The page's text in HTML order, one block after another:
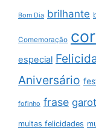
Bom Dia brilhante
Comemoração
especial
Aniversário
fofinho frase
muitas felicidades